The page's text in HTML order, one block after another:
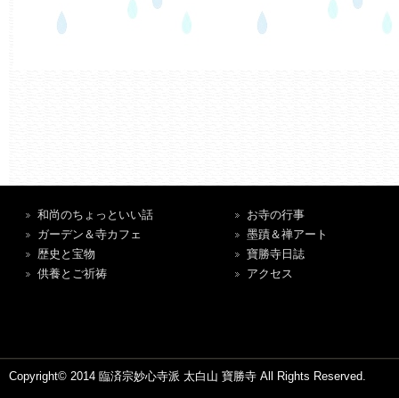
和尚のちょっといい話
ガーデン＆寺カフェ
歴史と宝物
供養とご祈祷
お寺の行事
墨蹟＆禅アート
寶勝寺日誌
アクセス
Copyright© 2014 臨済宗妙心寺派 太白山 寶勝寺 All Rights Reserved.